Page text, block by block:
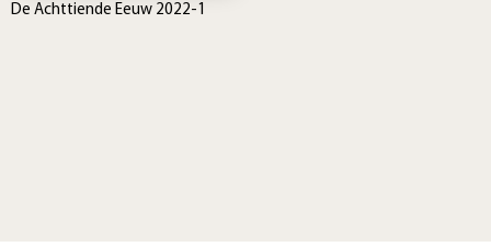
De Achttiende Eeuw 2022-1